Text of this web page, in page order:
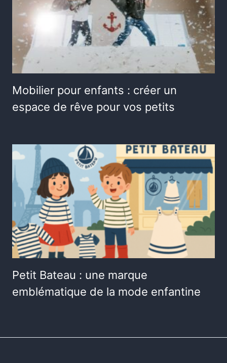
Mobilier pour enfants : créer un
espace de rêve pour vos petits
Petit Bateau : une marque
emblématique de la mode enfantine